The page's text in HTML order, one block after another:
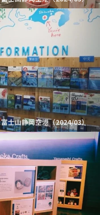
富士山静岡空港（2024/03）